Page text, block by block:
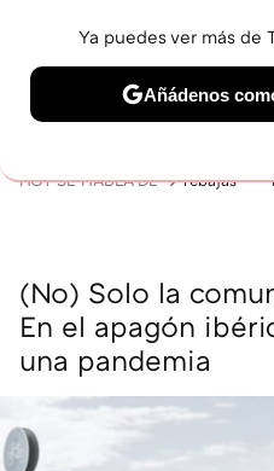
BELLEZA SHOPPING
HOY SE HABLA DE rebajas
(No) Solo la
En el apagón
una pandemia
Ya puedes ver más de
Añádenos